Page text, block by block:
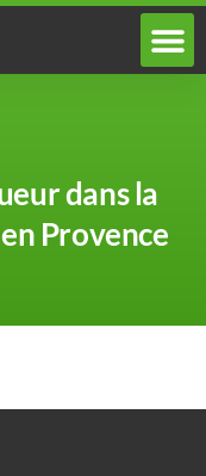
dans la
Provence